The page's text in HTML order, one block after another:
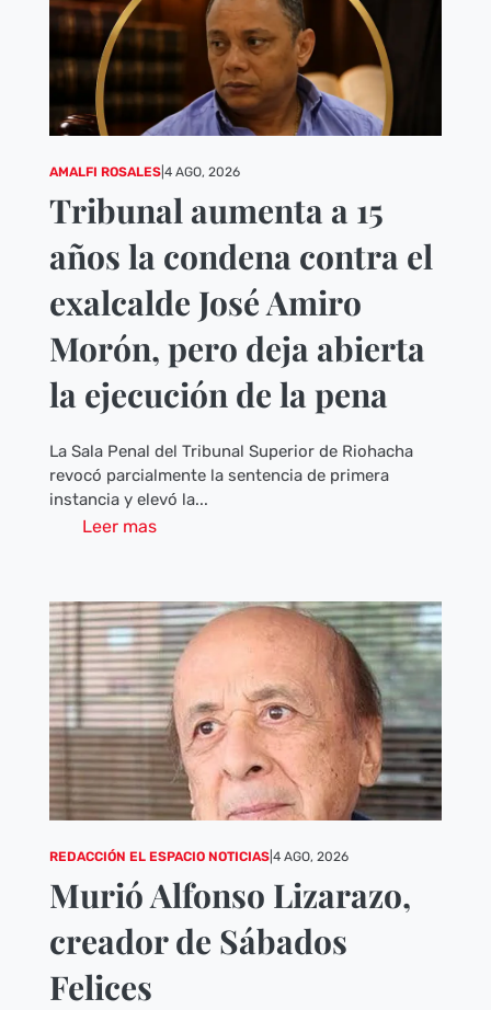
AMALFI ROSALES| 4 AGO, 2026
Tribunal aumenta a 15
años la condena contra el
exalcalde José Amiro
Morón, pero deja abierta
la ejecución de la pena
La Sala Penal del Tribunal Superior de Riohacha
revocó parcialmente la sentencia de primera
instancia y elevó la...
Leer mas
REDACCIÓN EL ESPACIO NOTICIAS| 4 AGO, 2026
Murió Alfonso Lizarazo,
creador de Sábados
Felices